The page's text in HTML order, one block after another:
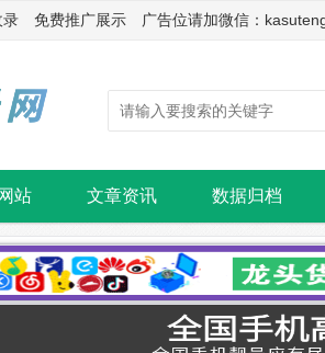
免费推广展示 广告位请加微信：
站 文章资讯 数据归档